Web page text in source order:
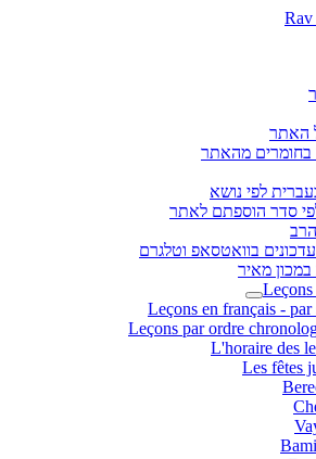
האתר
בחומרים מהאתר
לפי נושא
סדר הוספתם לאתר
בוואטסאפ וטלגרם
מאיר
Leçons
Leçons en français - par
Leçons par ordre
L'horaire des
Les fêtes